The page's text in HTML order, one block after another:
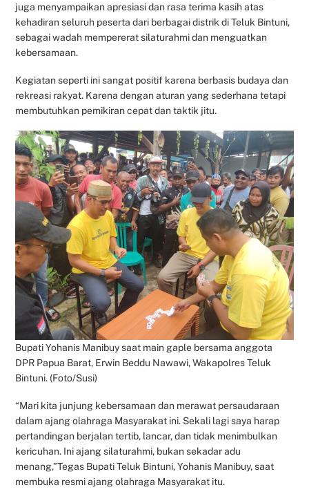
juga menyampaikan apresiasi dan rasa terima kasih atas
kehadiran seluruh peserta dari berbagai distrik di Teluk Bintuni,
sebagai wadah mempererat silaturahmi dan menguatkan
kebersamaan.
Kegiatan seperti ini sangat positif karena berbasis budaya dan
rekreasi rakyat. Karena dengan aturan yang sederhana tetapi
membutuhkan pemikiran cepat dan taktik jitu.
Bupati Yohanis Manibuy saat main gaple bersama anggota
DPR Papua Barat, Erwin Beddu Nawawi, Wakapolres Teluk
Bintuni. (Foto/Susi)
“Mari kita junjung kebersamaan dan merawat persaudaraan
dalam ajang olahraga Masyarakat ini. Sekali lagi saya harap
pertandingan berjalan tertib, lancar, dan tidak menimbulkan
kericuhan. Ini ajang silaturahmi, bukan sekadar adu
menang,”Tegas Bupati Teluk Bintuni, Yohanis Manibuy, saat
membuka resmi ajang olahraga Masyarakat itu.